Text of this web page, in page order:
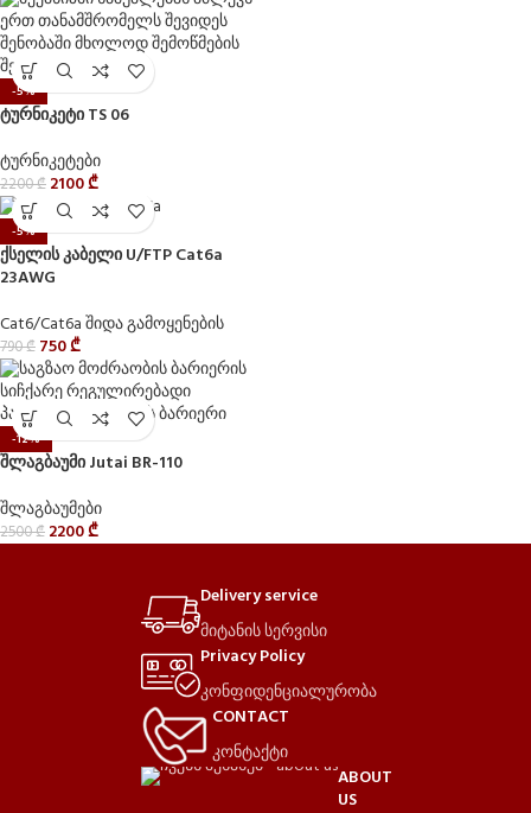
-5%
ტურნიკეტი TS 06
ტურნიკეტები
2200₾ 2100₾
-5%
ქსელის კაბელი U/FTP Cat6a
23AWG
Cat6/Cat6a შიდა გამოყენების
790₾ 750₾
-12%
შლაგბაუმი Jutai BR-110
შლაგბაუმები
2500₾ 2200₾
Delivery service
მიტანის სერვისი
Privacy Policy
კონფიდენციალურობა
CONTACT
კონტაქტი
ABOUT
US